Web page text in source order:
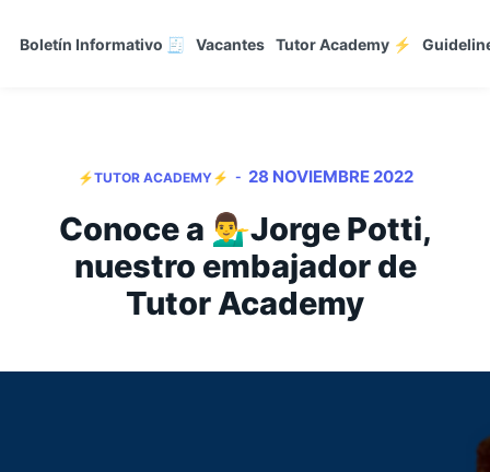
Boletín Informativo 🧾 Vacantes Tutor Academy ⚡
⚡TUTOR ACADEMY⚡ - 28 NOVIEMBRE 2022
Conoce a 💁‍♂️Jorge Potti,
nuestro embajador de
Tutor Academy